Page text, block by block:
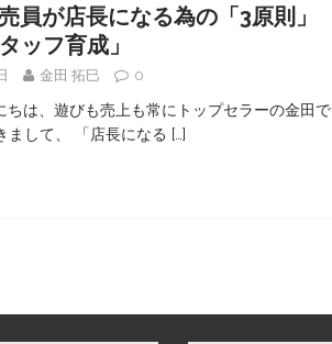
員が店長になる為の「3原則」
ッフ育成」
金田 拓巳 0
ちは、遊びも売上も常にトップセラーの金田で
して、 「店長になる […]